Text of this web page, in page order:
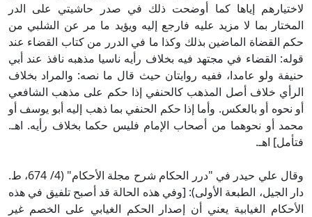
لاختيارهم إياها كما أوضحت ذلك في صدر حاشيتي على الدر
المختار بما لا مزيد عليه فارجع إليه ويؤيد ما مر عن الشلبي من
حكم القضاة الماضين بذلك وكذا ما في الدرر من كتاب القضاء عند
قوله: القضاء في مجتهد فيه بخلاف رأيه ناسيا مذهبه نافذ عند أبي
حنيفة ولو عامدا، ففيه روايتان حيث قال ما نصه: والمراد بخلاف
الرأي خلاف أصل المذهب كالحنفي إذا حكم على مذهب الشافعي
أو نحوه أو بالعكس. وأما إذا حكم الحنفي بما ذهب إليه أبو يوسف أو
محمد أو نحوهما من أصحاب الإمام فليس حكما بخلاف رأيه. اهـ.
فتأمل] اهـ.
وقال علي حيدر في "درر الحكام شرح مجلة الأحكام" (4/ 674، ط.
دار الجيل، الطبعة الأولى): [وفي هذه الحالة قد أصبح تلفيق في هذه
الأحكام الغيابية يعني أن إصدار الحكم الغيابي على الخصم غير